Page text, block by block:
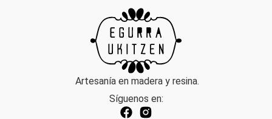
Artesanía en madera y resina.
Síguenos en: